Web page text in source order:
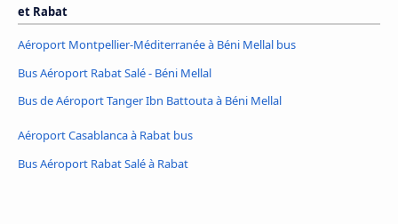
et Rabat
Aéroport Montpellier-Méditerranée à Béni Mellal bus
Bus Aéroport Rabat Salé - Béni Mellal
Bus de Aéroport Tanger Ibn Battouta à Béni Mellal
Aéroport Casablanca à Rabat bus
Bus Aéroport Rabat Salé à Rabat